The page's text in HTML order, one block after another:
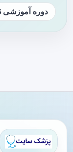
دوره آموزشی ATLS